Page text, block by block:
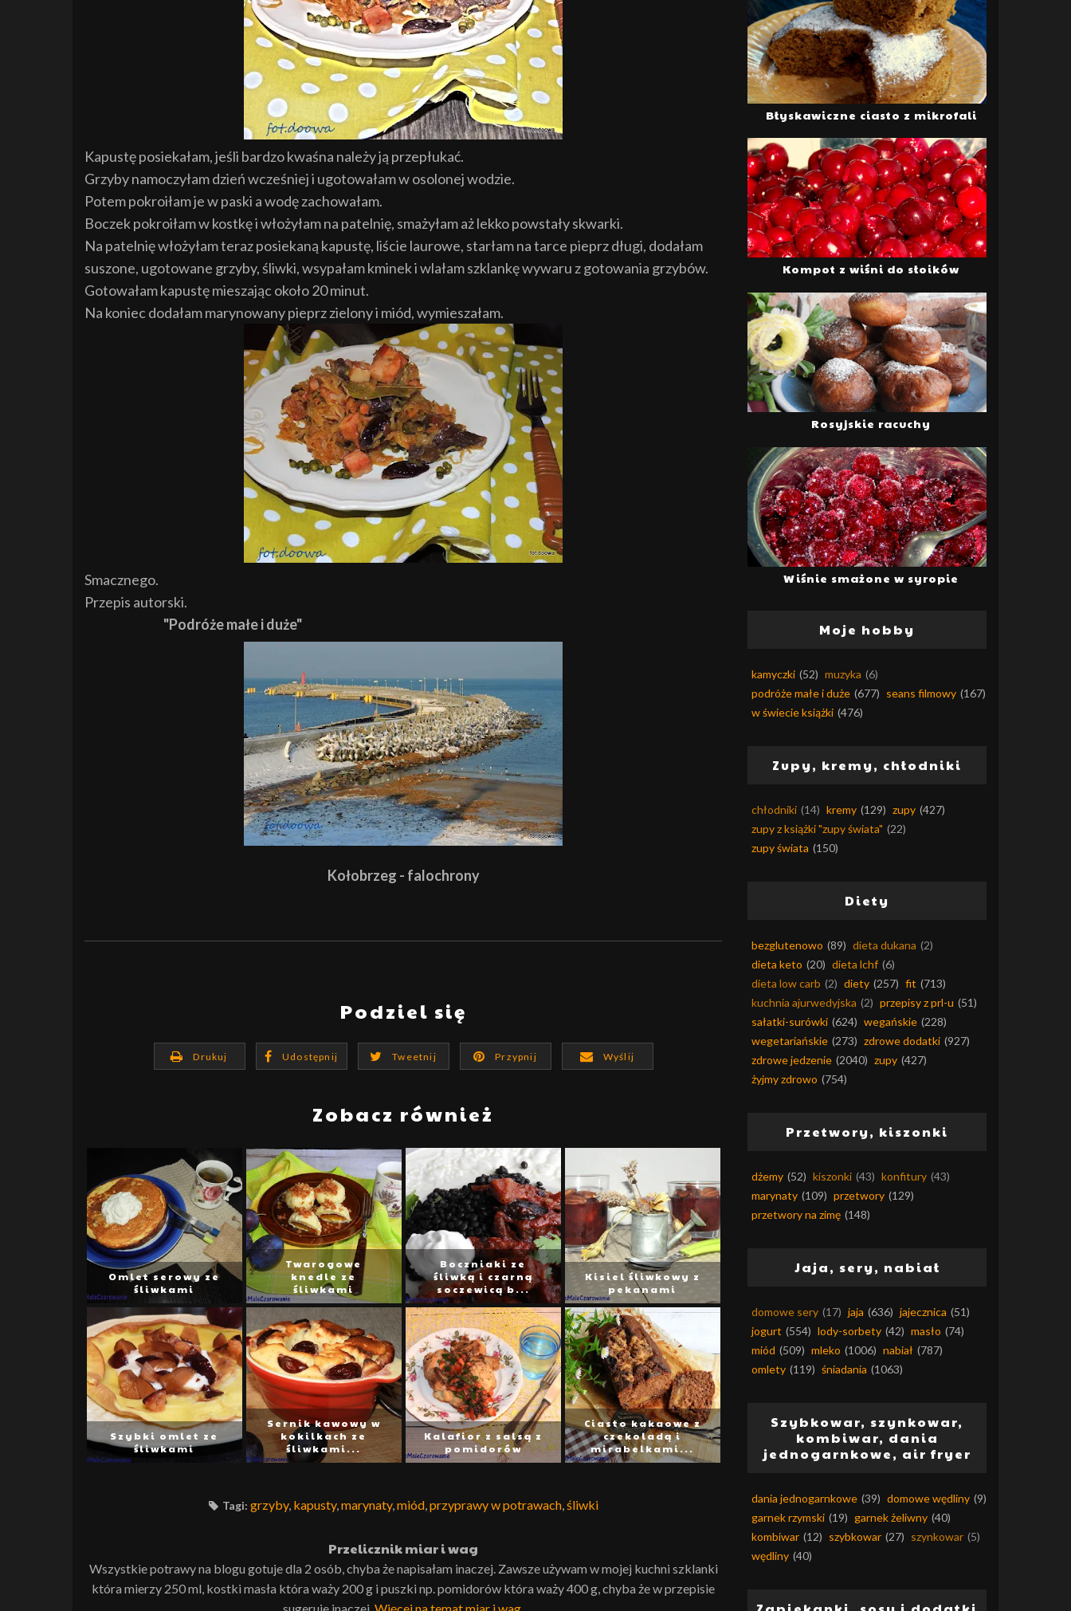
Kapustę posiekałam, jeśli bardzo kwaśna należy ją przepłukać.
Grzyby namoczyłam dzień wcześniej i ugotowałam w osolonej wodzie.
Potem pokroiłam je w paski a wodę zachowałam.
Boczek pokroiłam w kostkę i włożyłam na patelnię, smażyłam aż lekko powstały skwarki.
Na patelnię włożyłam teraz posiekaną kapustę, liście laurowe, starłam na tarce pieprz długi, dodałam
suszone, ugotowane grzyby, śliwki, wsypałam kminek i wlałam szklankę wywaru z gotowania grzybów.
Gotowałam kapustę mieszając około 20 minut.
Na koniec dodałam marynowany pieprz zielony i miód, wymieszałam.
Smacznego.
Przepis autorski.
"Podróże małe i duże"
Kołobrzeg - falochrony
Podziel się
Drukuj Udostępnij Tweetnij Przypnij Wyślij
Zobacz również
Omlet serowy ze
śliwkami
Twarogowe
knedle ze
śliwkami
Boczniaki ze
śliwką i czarną
soczewicą b...
Kisiel śliwkowy z
pekanami
Szybki omlet ze
śliwkami
Sernik kawowy w
kokilkach ze
śliwkami...
Kalafior z salsą z
pomidorów
Ciasto kakaowe z
czekoladą i
mirabelkami...
Tagi: grzyby, kapusty, marynaty, miód, przyprawy w potrawach, śliwki
Przelicznik miar i wag
Wszystkie potrawy na blogu gotuje dla 2 osób, chyba że napisałam inaczej. Zawsze używam w mojej kuchni szklanki
która mierzy 250 ml, kostki masła która waży 200 g i puszki np. pomidorów która waży 400 g, chyba że w przepisie
sugeruje inaczej. Więcej na temat miar i wag
Błyskawiczne ciasto z mikrofali
Kompot z wiśni do słoików
Rosyjskie racuchy
Wiśnie smażone w syropie
Moje hobby
kamyczki (52) muzyka (6)
podróże małe i duże (677) seans filmowy (167)
w świecie książki (476)
Zupy, kremy, chłodniki
chłodniki (14) kremy (129) zupy (427)
zupy z książki "zupy świata" (22)
zupy świata (150)
Diety
bezglutenowo (89) dieta dukana (2)
dieta keto (20) dieta lchf (6)
dieta low carb (2) diety (257) fit (713)
kuchnia ajurwedyjska (2) przepisy z prl-u (51)
sałatki-surówki (624) wegańskie (228)
wegetariańskie (273) zdrowe dodatki (927)
zdrowe jedzenie (2040) zupy (427)
żyjmy zdrowo (754)
Przetwory, kiszonki
dżemy (52) kiszonki (43) konfitury (43)
marynaty (109) przetwory (129)
przetwory na zimę (148)
Jaja, sery, nabiał
domowe sery (17) jaja (636) jajecznica (51)
jogurt (554) lody-sorbety (42) masło (74)
miód (509) mleko (1006) nabiał (787)
omlety (119) śniadania (1063)
Szybkowar, szynkowar,
kombiwar, dania
jednogarnkowe, air fryer
dania jednogarnkowe (39) domowe wędliny (9)
garnek rzymski (19) garnek żeliwny (40)
kombiwar (12) szybkowar (27) szynkowar (5)
wędliny (40)